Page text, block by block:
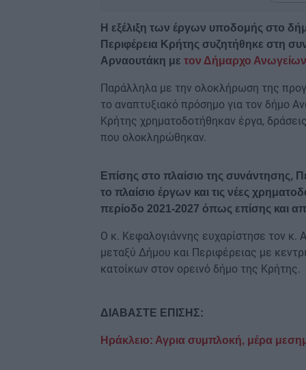
Η εξέλιξη των έργων υποδομής στο
Περιφέρεια Κρήτης συζητήθηκε στη
Αρναουτάκη με τον Δήμαρχο
Παράλληλα με την ολοκλήρωση της
το αναπτυξιακό πρόσημο για τον δήμο
Κρήτης χρηματοδοτήθηκαν έργα,
που ολοκληρώθηκαν.
Επίσης στο πλαίσιο της συνάντησης,
το πλαίσιο έργων και τις νέες
περίοδο 2021-2027 όπως επίσης και
Ο κ. Κεφαλογιάννης ευχαρίστησε τον κ.
μεταξύ Δήμου και Περιφέρειας με
κατοίκων στον ορεινό δήμο της Κρήτης.
ΔΙΑΒΑΣΤΕ ΕΠΙΣΗΣ:
Ηράκλειο: Αγρια συμπλοκή, μέρα